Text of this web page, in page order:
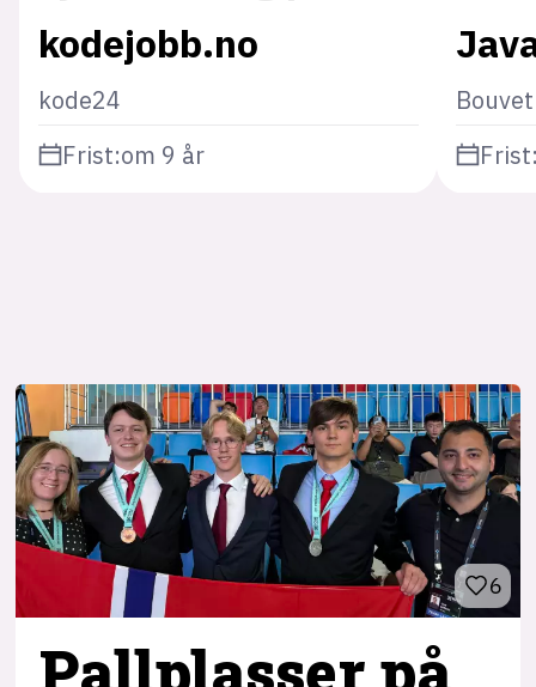
kodejobb.no
kode24
Frist:om 9 år
Bouvet
6
Pallplasser på